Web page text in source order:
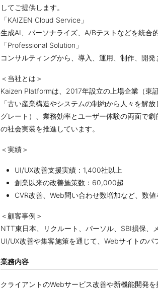
してご提供します。
「KAIZEN Cloud Service」
生成AI、パーソナライズ、A/Bテストなどを統合
「Professional Solution」
コンサルティングから、導入、運用、制作、開
＜当社とは＞
Kaizen Platformは、2017年設立の上場企業（東
「古い産業構造やシステムの制約から人々を解
グレート）、業務効率とユーザー体験の両面で
の社会実装を推進しています。
＜実績＞
UI/UX改善支援実績：1,400社以上
創業以来の改善施策数：60,000超
CVR改善、Web問い合わせ数増加など、数
＜顧客事例＞
NTT東日本、リクルート、パーソル、SBI損保、
UI/UX改善や集客施策を通じて、Webサイトのパ
業務内容
クライアントのWebサービス改善や新機能開発